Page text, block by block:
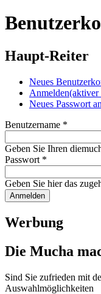
Haupt-Reiter
Neues
Anmelden(aktiver
Neues Passwort
Benutzername *
Geben Sie Ihren
Passwort *
Geben Sie hier das
Werbung
Die Mucha
Sind Sie zufrieden mit
Auswahlmöglichkeiten